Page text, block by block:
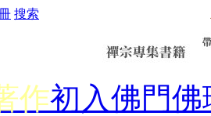
搜索
作初入佛門佛